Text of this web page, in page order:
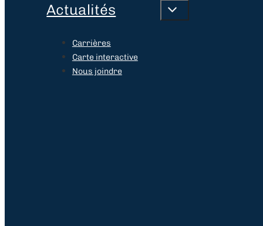
Actualités
Carrières
Carte interactive
Nous joindre